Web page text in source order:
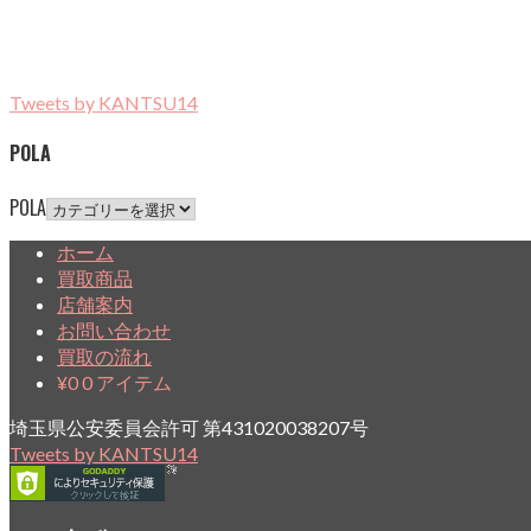
Tweets by KANTSU14
POLA
POLA
ホーム
買取商品
店舗案内
お問い合わせ
買取の流れ
¥00 アイテム
埼玉県公安委員会許可 第431020038207号
Tweets by KANTSU14